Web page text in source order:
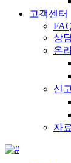
고객센터
상
온
신
자